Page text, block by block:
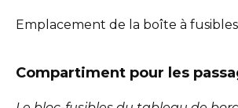
Emplacement de la boîte à fusibles
Compartiment pour les